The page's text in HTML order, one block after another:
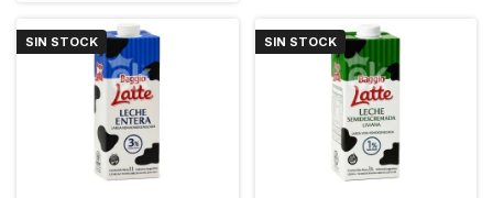
SIN STOCK SIN STOCK